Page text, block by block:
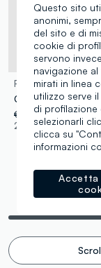
PIOMBO
€ 19,95-50%€
2 Colori
Stai
Questo sito
anonimi,
del sito e di
cookie di
servono
navigazione
mirati in linea
utilizzo serve
di
selezionarli
clicca su
informazioni